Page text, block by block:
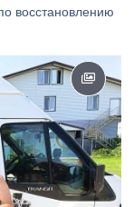
восстановлению